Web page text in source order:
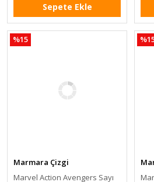
Sepete Ekle
%15
Marmara Çizgi
Marvel Action Avengers Sayı